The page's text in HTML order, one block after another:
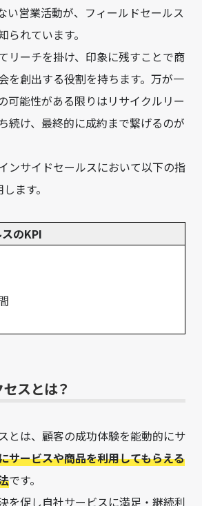
い営業活動が、フィールドセールス
られています。
リーチを掛け、印象に残すことで商
を創出する役割を持ちます。万が一
可能性がある限りはリサイクルリー
続け、最終的に成約まで繋げるのが
ンサイドセールスにおいて以下の指
ます。
のKPI
スとは？
とは、顧客の成功体験を能動的にサ
サービスや商品を利用してもらえる
です。
を促し自社サービスに満足・継続利